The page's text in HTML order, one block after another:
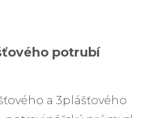
potrubí
a 3plášťového